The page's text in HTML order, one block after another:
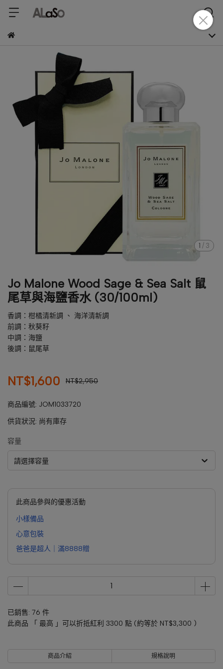
1 / 3
Jo Malone Wood Sage & Sea Salt 鼠
尾草與海鹽香水 (30/100ml)
香調：柑橘清新調 、 海洋清新調
前調：秋葵籽
中調：海鹽
後調：鼠尾草
NT$1,600 NT$2,950
商品編號: JOM1033720
供貨狀況: 尚有庫存
容量
請選擇容量
此商品參與的優惠活動
小樣備品
心意包裝
爸爸是超人｜滿8888贈
已銷售: 76 件
此商品 「 最高 」可以折抵紅利 3300 點 (約等於 NT$3,300 )
商品介紹 規格說明